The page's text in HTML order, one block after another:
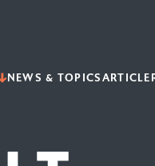
NEWS & TOPICSARTICLE